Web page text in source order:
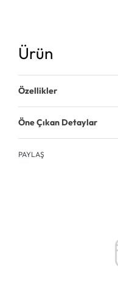
Ürün
Özellikler
Öne Çıkan Detaylar
PAYLAŞ